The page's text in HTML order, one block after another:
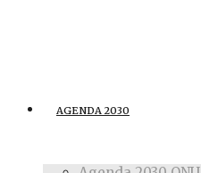
AGENDA 2030